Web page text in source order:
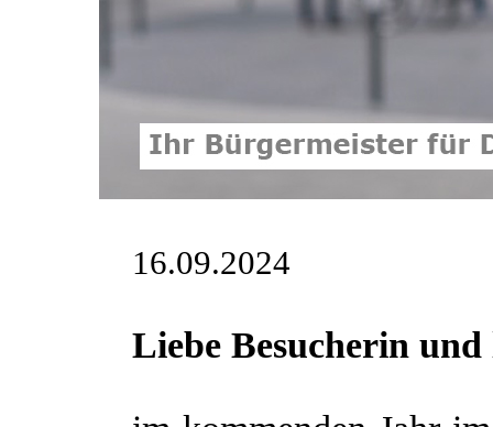
16.09.2024
Liebe Besucherin und